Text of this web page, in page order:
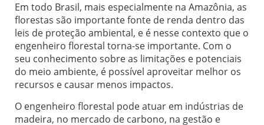
Em todo Brasil, mais especialmente na Amazônia, as
florestas são importante fonte de renda dentro das
leis de proteção ambiental, e é nesse contexto que o
engenheiro florestal torna-se importante. Com o
seu conhecimento sobre as limitações e potenciais
do meio ambiente, é possível aproveitar melhor os
recursos e causar menos impactos.
O engenheiro florestal pode atuar em indústrias de
madeira, no mercado de carbono, na gestão e